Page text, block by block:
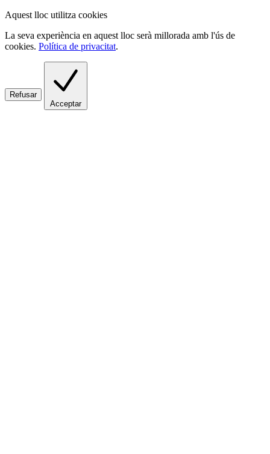
Aquest lloc utilitza cookies
La seva experiència en aquest lloc serà millorada amb l'ús de
cookies. Política de privacitat.
Refusar
Acceptar